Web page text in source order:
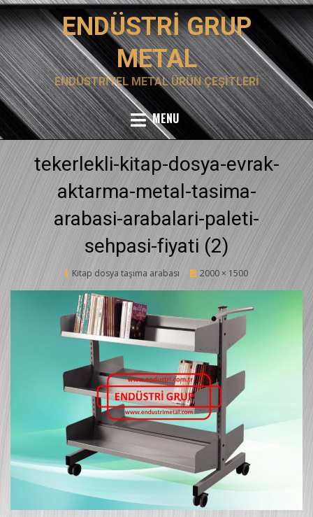
Skip
to
content
ENDÜSTRI GRUP
METAL
ENDÜSTRIYEL METAL ÜRÜN ÇEŞITLERI
MENU
tekerlekli-kitap-dosya-evrak-
aktarma-metal-tasima-
arabasi-arabalari-paleti-
sehpasi-fiyati (2)
Posted
12 Şubat 2020
Kitap dosya taşıma arabası 2000 × 1500